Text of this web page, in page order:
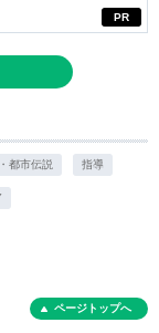
PR
都市伝説 指導
ページトップへ